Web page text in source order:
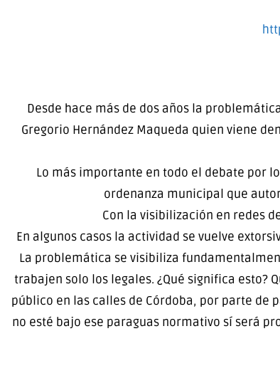
Desde hace más de dos años la
Gregorio Hernández Maqueda quien viene
Lo más importante en todo el debate por
ordenanza municipal que
Con la visibilización en redes
En algunos casos la actividad se vuelve
La problemática se visibiliza
trabajen solo los legales. ¿Qué significa esto?
público en las calles de Córdoba, por parte de
no esté bajo ese paraguas normativo sí será